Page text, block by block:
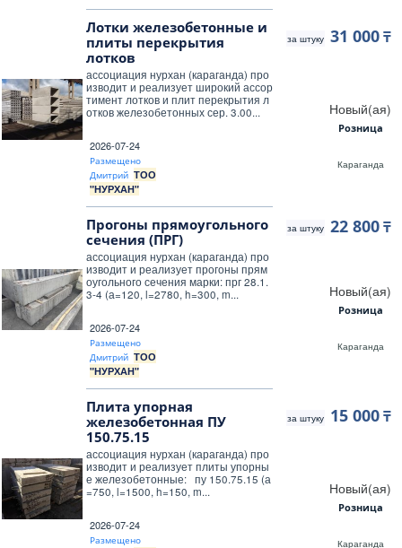
Лотки железобетонные и
плиты перекрытия
лотков
за штуку 31 000₸
ассоциация нурхан (караганда) про
изводит и реализует широкий ассор
тимент лотков и плит перекрытия л
отков железобетонных сер. 3.00...
Новый(ая)
Розница
Караганда
2026-07-24
Размещено
Дмитрий ТОО
"НУРХАН"
Прогоны прямоугольного
сечения (ПРГ)
за штуку 22 800₸
ассоциация нурхан (караганда) про
изводит и реализует прогоны прям
оугольного сечения марки: прг 28.1.
3-4 (а=120, l=2780, h=300, m...
Новый(ая)
Розница
Караганда
2026-07-24
Размещено
Дмитрий ТОО
"НУРХАН"
Плита упорная
железобетонная ПУ
150.75.15
за штуку 15 000₸
ассоциация нурхан (караганда) про
изводит и реализует плиты упорны
е железобетонные: пу 150.75.15 (а
=750, l=1500, h=150, m...
Новый(ая)
Розница
Караганда
2026-07-24
Размещено